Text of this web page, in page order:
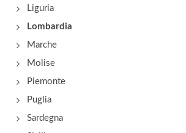
Liguria
Lombardia
Marche
Molise
Piemonte
Puglia
Sardegna